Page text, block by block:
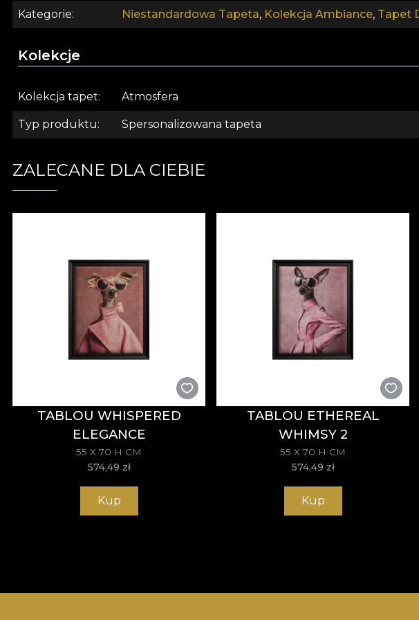
Kategorie Niestandardowa Tapeta, Kolekcja Ambiance, Tapet
Kolekcje
Kolekcja tapet Atmosfera
Typ produktu Spersonalizowana tapeta
ZALECANE DLA CIEBIE
TABLOU WHISPERED
ELEGANCE
55 X 70 H CM
574,49 zł
Kup
TABLOU ETHEREAL
WHIMSY 2
55 X 70 H CM
574,49 zł
Kup